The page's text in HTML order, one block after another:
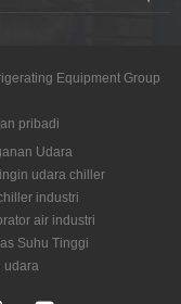
Equipment Group
pribadi
Udara
udara chiller
industri
air industri
Suhu Tinggi
udara